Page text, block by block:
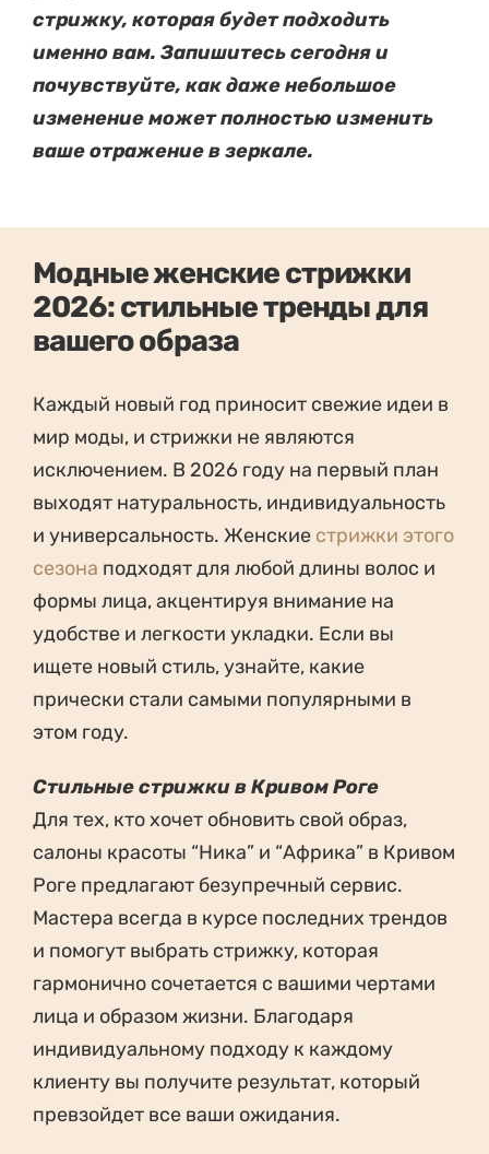
стрижку, которая будет подходить
именно вам. Запишитесь сегодня и
почувствуйте, как даже небольшое
изменение может полностью изменить
ваше отражение в зеркале.
Модные женские стрижки
2026: стильные тренды для
вашего образа
Каждый новый год приносит свежие идеи в
мир моды, и стрижки не являются
исключением. В 2026 году на первый план
выходят натуральность, индивидуальность
и универсальность. Женские стрижки этого
сезона подходят для любой длины волос и
формы лица, акцентируя внимание на
удобстве и легкости укладки. Если вы
ищете новый стиль, узнайте, какие
прически стали самыми популярными в
этом году.
Стильные стрижки в Кривом Роге
Для тех, кто хочет обновить свой образ,
салоны красоты “Ника” и “Африка” в Кривом
Роге предлагают безупречный сервис.
Мастера всегда в курсе последних трендов
и помогут выбрать стрижку, которая
гармонично сочетается с вашими чертами
лица и образом жизни. Благодаря
индивидуальному подходу к каждому
клиенту вы получите результат, который
превзойдет все ваши ожидания.